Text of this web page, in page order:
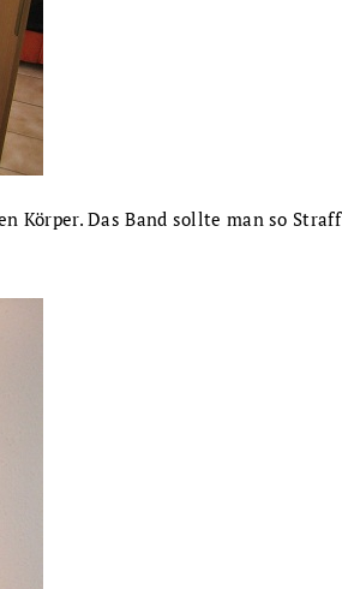
Körper. Das Band sollte man so Straff